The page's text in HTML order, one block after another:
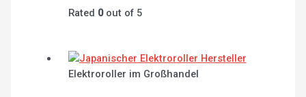
Rated 0out of 5
Elektroroller im Großhandel